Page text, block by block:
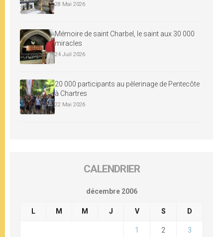
28 Mai 2026
Mémoire de saint Charbel, le saint aux 30 000
miracles
24 Juil 2026
20 000 participants au pèlerinage de Pentecôte
à Chartres
22 Mai 2026
CALENDRIER
décembre 2006
L M M J V S D
1 2 3